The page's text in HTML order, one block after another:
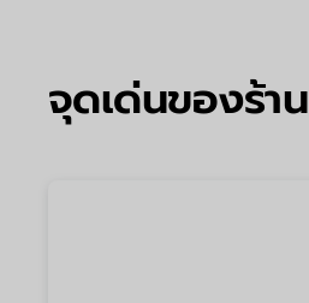
จุดเด่นของร้าน